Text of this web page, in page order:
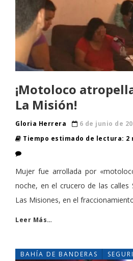
¡Motoloco
La Misión!
Gloria Herrera
6 de junio de
Tiempo estimado de lectura: 2
Mujer fue arrollada por
noche, en el crucero de las calles
Las Misiones, en el
Leer Más…
BAHÍA DE BANDERAS